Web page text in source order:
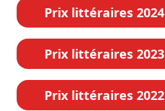
Prix littéraires 2024
Prix littéraires 2023
Prix littéraires 2022